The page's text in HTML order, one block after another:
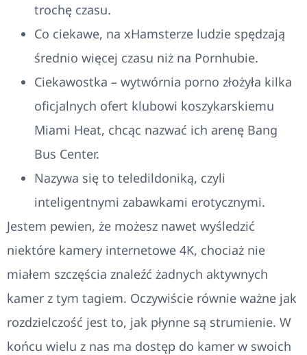
trochę czasu.
Co ciekawe, na xHamsterze ludzie spędzają
średnio więcej czasu niż na Pornhubie.
Ciekawostka – wytwórnia porno złożyła kilka
oficjalnych ofert klubowi koszykarskiemu
Miami Heat, chcąc nazwać ich arenę Bang
Bus Center.
Nazywa się to teledildoniką, czyli
inteligentnymi zabawkami erotycznymi.
Jestem pewien, że możesz nawet wyśledzić
niektóre kamery internetowe 4K, chociaż nie
miałem szczęścia znaleźć żadnych aktywnych
kamer z tym tagiem. Oczywiście równie ważne jak
rozdzielczość jest to, jak płynne są strumienie. W
końcu wielu z nas ma dostęp do kamer w swoich